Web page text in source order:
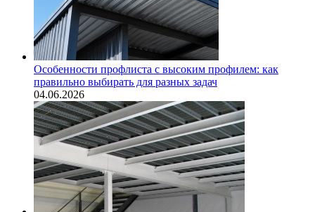
Особенности профлиста с высоким профилем: как
правильно выбирать для разных задач
04.06.2026